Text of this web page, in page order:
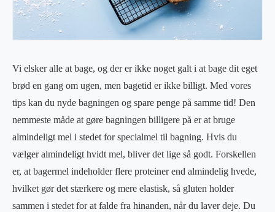
Vi elsker alle at bage, og der er ikke noget galt i at bage dit eget
brød en gang om ugen, men bagetid er ikke billigt. Med vores
tips kan du nyde bagningen og spare penge på samme tid! Den
nemmeste måde at gøre bagningen billigere på er at bruge
almindeligt mel i stedet for specialmel til bagning. Hvis du
vælger almindeligt hvidt mel, bliver det lige så godt. Forskellen
er, at bagermel indeholder flere proteiner end almindelig hvede,
hvilket gør det stærkere og mere elastisk, så gluten holder
sammen i stedet for at falde fra hinanden, når du laver deje. Du